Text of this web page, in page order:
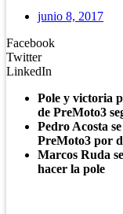
junio 8, 2017
Facebook
Twitter
LinkedIn
Pole y victoria
de PreMoto3
Pedro Acosta
PreMoto3 por
Marcos Ruda
hacer la pole